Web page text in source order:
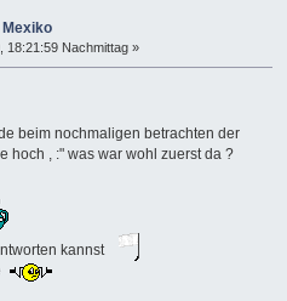
Mexiko
18:21:59 Nachmittag »
beim nochmaligen betrachten der
hoch , :" was war wohl zuerst da ?
kannst